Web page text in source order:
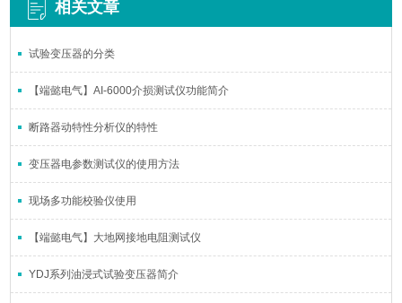
相关文章
试验变压器的分类
【端懿电气】AI-6000介损测试仪功能简介
断路器动特性分析仪的特性
变压器电参数测试仪的使用方法
现场多功能校验仪使用
【端懿电气】大地网接地电阻测试仪
YDJ系列油浸式试验变压器简介